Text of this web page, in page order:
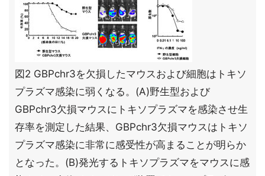
図2 GBPchr3を欠損したマウスおよび細胞はトキソ
プラズマ感染に弱くなる。(A)野生型および
GBPchr3欠損マウスにトキソプラズマを感染させ生
存率を測定した結果、GBPchr3欠損マウスはトキソ
プラズマ感染に非常に感受性が高まることが明らか
となった。(B)発光するトキソプラズマをマウスに感